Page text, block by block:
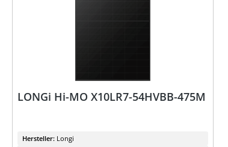
LONGi Hi-MO X10LR7-54HVBB-475M
Hersteller: Longi